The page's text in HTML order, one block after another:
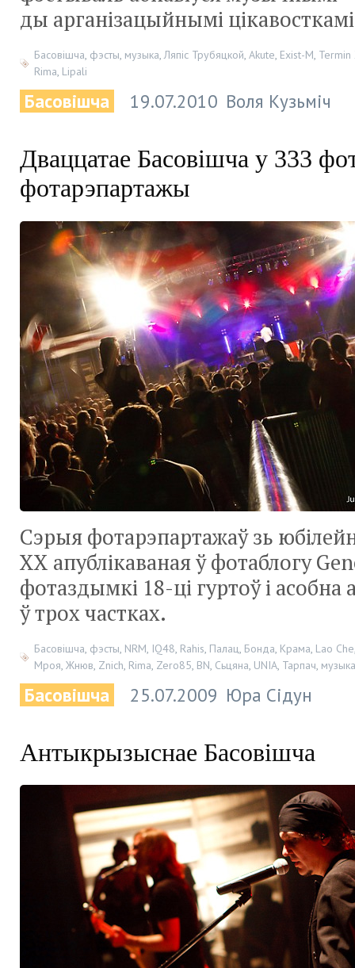
ды арганізацыйнымі
Басовішча, фэсты, музыка,Ляпіс Трубяцкой, Akute, Exist-M, Termin
Rima, Lipali
Басовішча 19.07.2010 Воля Кузьміч
Дваццатае Басовішча у 333
фотарэпартажы
Сэрыя фотарэпартажаў зь
XX апублікаваная ў фотаблогу
фотаздымкі 18-ці гуртоў і асобна
ў трох частках.
Басовішча фэсты NRM IQ48 Rahis Палац Бонда Крама Lao Che
Мроя Жнюв Znich Rima Zero85 BN Сьцяна UNIA Тарпач музыка
Басовішча 25.07.2009 Юра Сідун
Антыкрызыснае Басовішча